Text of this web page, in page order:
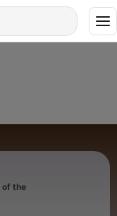
of the